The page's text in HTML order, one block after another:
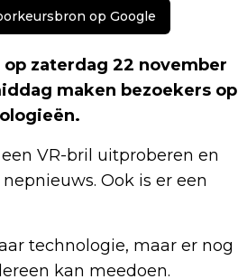
op Google
zaterdag 22 november
maken bezoekers op
VR-bril uitproberen en
Ook is er een
technologie, maar er nog
kan meedoen.